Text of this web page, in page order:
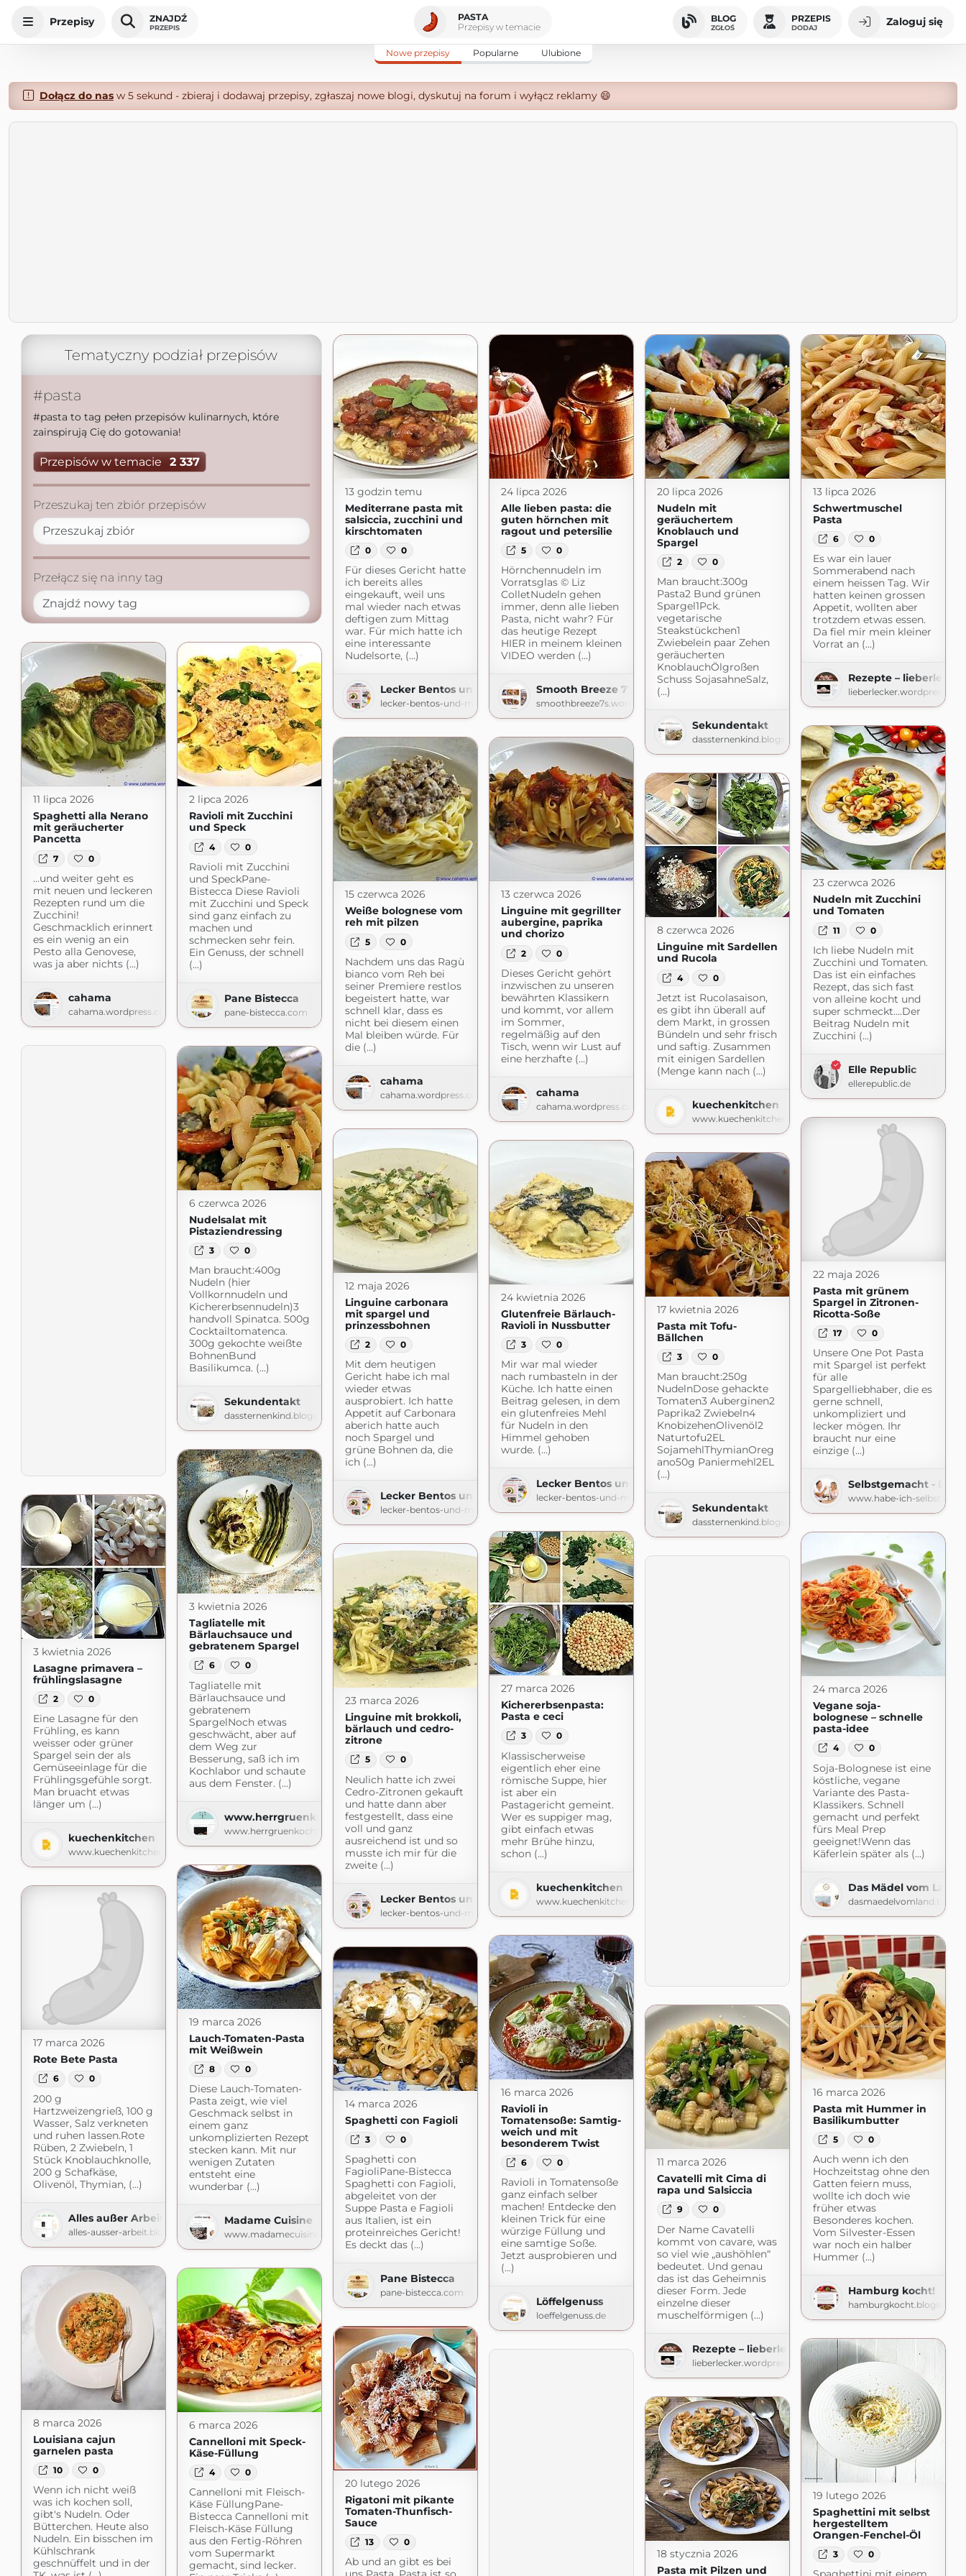
Przepisy ZNAJDŹ
PRZEPIS
PASTA
Przepisy w temacie
BLOG
ZGŁOŚ
PRZEPIS
DODAJ Zaloguj się
Nowe przepisy Popularne Ulubione
Dołącz do nasw 5 sekund - zbieraj i dodawaj przepisy, zgłaszaj nowe blogi, dyskutuj na forum i wyłącz reklamy 😄
Tematyczny podział przepisów
#pasta
#pasta to tag pełen przepisów kulinarnych, które
zainspirują Cię do gotowania!
Przepisów w temacie 2 337
Przeszukaj ten zbiór przepisów
Przełącz się na inny tag
13 godzin temu
Mediterrane pasta mit
salsiccia, zucchini und
kirschtomaten
0 0
Für dieses Gericht hatte
ich bereits alles
eingekauft, weil uns
mal wieder nach etwas
deftigen zum Mittag
war. Für mich hatte ich
eine interessante
Nudelsorte, (...)
Lecker Bentos und mehr
lecker-bentos-und-mehr.blogspot.com
24 lipca 2026
Alle lieben pasta: die
guten hörnchen mit
ragout und petersilie
5 0
Hörnchennudeln im
Vorratsglas © Liz
ColletNudeln gehen
immer, denn alle lieben
Pasta, nicht wahr? Für
das heutige Rezept
HIER in meinem kleinen
VIDEO werden (...)
Smooth Breeze 7's | Lizerls Schmankerlblog
smoothbreeze7s.wordpress.com
20 lipca 2026
Nudeln mit
geräuchertem
Knoblauch und
Spargel
2 0
Man braucht:300g
Pasta2 Bund grünen
Spargel1Pck.
vegetarische
Steakstückchen1
Zwiebelein paar Zehen
geräucherten
KnoblauchÖlgroßen
Schuss SojasahneSalz,
(...)
Sekundentakt
dassternenkind.blogspot.com
13 lipca 2026
Schwertmuschel
Pasta
6 0
Es war ein lauer
Sommerabend nach
einem heissen Tag. Wir
hatten keinen grossen
Appetit, wollten aber
trotzdem etwas essen.
Da fiel mir mein kleiner
Vorrat an (...)
Rezepte – lieberlecker
11 lipca 2026
Spaghetti alla Nerano
mit geräucherter
Pancetta
7 0
…und weiter geht es
mit neuen und leckeren
Rezepten rund um die
Zucchini!
Geschmacklich erinnert
es ein wenig an ein
Pesto alla Genovese,
was ja aber nichts (...)
cahama
cahama.wordpress.com
2 lipca 2026
Ravioli mit Zucchini
und Speck
4 0
Ravioli mit Zucchini
und SpeckPane-
Bistecca Diese Ravioli
mit Zucchini und Speck
sind ganz einfach zu
machen und
schmecken sehr fein.
Ein Genuss, der schnell
(...)
Pane Bistecca
pane-bistecca.com
23 czerwca 2026
Nudeln mit Zucchini
und Tomaten
11 0
Ich liebe Nudeln mit
Zucchini und Tomaten.
Das ist ein einfaches
Rezept, das sich fast
von alleine kocht und
super schmeckt....Der
Beitrag Nudeln mit
Zucchini (...)
Elle Republic
ellerepublic.de
15 czerwca 2026
Weiße bolognese vom
reh mit pilzen
5 0
Nachdem uns das Ragù
bianco vom Reh bei
seiner Premiere restlos
begeistert hatte, war
schnell klar, dass es
nicht bei diesem einen
Mal bleiben würde. Für
die (...)
cahama
cahama.wordpress.com
13 czerwca 2026
Linguine mit gegrillter
aubergine, paprika
und chorizo
2 0
Dieses Gericht gehört
inzwischen zu unseren
bewährten Klassikern
und kommt, vor allem
im Sommer,
regelmäßig auf den
Tisch, wenn wir Lust auf
eine herzhafte (...)
cahama
cahama.wordpress.com
8 czerwca 2026
Linguine mit Sardellen
und Rucola
4 0
Jetzt ist Rucolasaison,
es gibt ihn überall auf
dem Markt, in grossen
Bündeln und sehr frisch
und saftig. Zusammen
mit einigen Sardellen
(Menge kann nach (...)
kuechenkitchen
www.kuechenkitchen.de
6 czerwca 2026
Nudelsalat mit
Pistaziendressing
3 0
Man braucht:400g
Nudeln (hier
Vollkornnudeln und
Kichererbsennudeln)3
handvoll Spinatca. 500g
Cocktailtomatenca.
300g gekochte weißte
BohnenBund
Basilikumca. (...)
Sekundentakt
dassternenkind.blogspot.com
22 maja 2026
Pasta mit grünem
Spargel in Zitronen-
Ricotta-Soße
17 0
Unsere One Pot Pasta
mit Spargel ist perfekt
für alle
Spargelliebhaber, die es
gerne schnell,
unkompliziert und
lecker mögen. Ihr
braucht nur eine
einzige (...)
Selbstgemacht - Der
www.habe-ich-
12 maja 2026
Linguine carbonara
mit spargel und
prinzessbohnen
2 0
Mit dem heutigen
Gericht habe ich mal
wieder etwas
ausprobiert. Ich hatte
Appetit auf Carbonara
aberich hatte auch
noch Spargel und
grüne Bohnen da, die
ich (...)
Lecker Bentos und mehr
lecker-bentos-und-mehr.blogspot.com
24 kwietnia 2026
Glutenfreie Bärlauch-
Ravioli in Nussbutter
3 0
Mir war mal wieder
nach rumbasteln in der
Küche. Ich hatte einen
Beitrag gelesen, in dem
ein glutenfreies Mehl
für Nudeln in den
Himmel gehoben
wurde. (...)
Lecker Bentos und mehr
lecker-bentos-und-mehr.blogspot.com
17 kwietnia 2026
Pasta mit Tofu-
Bällchen
3 0
Man braucht:250g
NudelnDose gehackte
Tomaten3 Auberginen2
Paprika2 Zwiebeln4
KnobizehenOlivenöl2
Naturtofu2EL
SojamehlThymianOreg
ano50g Paniermehl2EL
(...)
Sekundentakt
dassternenkind.blogspot.com
3 kwietnia 2026
Tagliatelle mit
Bärlauchsauce und
gebratenem Spargel
6 0
Tagliatelle mit
Bärlauchsauce und
gebratenem
SpargelNoch etwas
geschwächt, aber auf
dem Weg zur
Besserung, saß ich im
Kochlabor und schaute
aus dem Fenster. (...)
www.herrgruenkocht.de
www.herrgruenkocht.de
3 kwietnia 2026
Lasagne primavera –
frühlingslasagne
2 0
Eine Lasagne für den
Frühling, es kann
weisser oder grüner
Spargel sein der als
Gemüseeinlage für die
Frühlingsgefühle sorgt.
Man bruacht etwas
länger um (...)
kuechenkitchen
www.kuechenkitchen.de
27 marca 2026
Kichererbsenpasta:
Pasta e ceci
3 0
Klassischerweise
eigentlich eher eine
römische Suppe, hier
ist aber ein
Pastagericht gemeint.
Wer es suppiger mag,
gibt einfach etwas
mehr Brühe hinzu,
schon (...)
kuechenkitchen
www.kuechenkitchen.de
24 marca 2026
Vegane soja-
bolognese – schnelle
pasta-idee
4 0
Soja-Bolognese ist eine
köstliche, vegane
Variante des Pasta-
Klassikers. Schnell
gemacht und perfekt
fürs Meal Prep
geeignet!Wenn das
Käferlein später als (...)
Das Mädel vom Land
23 marca 2026
Linguine mit brokkoli,
bärlauch und cedro-
zitrone
5 0
Neulich hatte ich zwei
Cedro-Zitronen gekauft
und hatte dann aber
festgestellt, dass eine
voll und ganz
ausreichend ist und so
musste ich mir für die
zweite (...)
Lecker Bentos und mehr
lecker-bentos-und-mehr.blogspot.com
19 marca 2026
Lauch-Tomaten-Pasta
mit Weißwein
8 0
Diese Lauch-Tomaten-
Pasta zeigt, wie viel
Geschmack selbst in
einem ganz
unkomplizierten Rezept
stecken kann. Mit nur
wenigen Zutaten
entsteht eine
wunderbar (...)
Madame Cuisine
www.madamecuisine.de
17 marca 2026
Rote Bete Pasta
6 0
200 g
Hartzweizengrieß, 100 g
Wasser, Salz verkneten
und ruhen lassen.Rote
Rüben, 2 Zwiebeln, 1
Stück Knoblauchknolle,
200 g Schafkäse,
Olivenöl, Thymian, (...)
Alles außer Arbeit
alles-ausser-arbeit.blogspot.com
16 marca 2026
Ravioli in
Tomatensoße: Samtig-
weich und mit
besonderem Twist
6 0
Ravioli in Tomatensoße
ganz einfach selber
machen! Entdecke den
kleinen Trick für eine
würzige Füllung und
eine samtige Soße.
Jetzt ausprobieren und
(...)
Löffelgenuss
loeffelgenuss.de
16 marca 2026
Pasta mit Hummer in
Basilikumbutter
5 0
Auch wenn ich den
Hochzeitstag ohne den
Gatten feiern muss,
wollte ich doch wie
früher etwas
Besonderes kochen.
Vom Silvester-Essen
war noch ein halber
Hummer (...)
Hamburg kocht!
14 marca 2026
Spaghetti con Fagioli
3 0
Spaghetti con
FagioliPane-Bistecca
Spaghetti con Fagioli,
abgeleitet von der
Suppe Pasta e Fagioli
aus Italien, ist ein
proteinreiches Gericht!
Es deckt das (...)
Pane Bistecca
pane-bistecca.com
11 marca 2026
Cavatelli mit Cima di
rapa und Salsiccia
9 0
Der Name Cavatelli
kommt von cavare, was
so viel wie „aushöhlen“
bedeutet. Und genau
das ist das Geheimnis
dieser Form. Jede
einzelne dieser
muschelförmigen (...)
Rezepte – lieberlecker
lieberlecker.wordpress.com
8 marca 2026
Louisiana cajun
garnelen pasta
10 0
Wenn ich nicht weiß
was ich kochen soll,
gibt's Nudeln. Oder
Bütterchen. Heute also
Nudeln. Ein bisschen im
Kühlschrank
geschnüffelt und in der
6 marca 2026
Cannelloni mit Speck-
Käse-Füllung
4 0
Cannelloni mit Fleisch-
Käse FüllungPane-
Bistecca Cannelloni mit
Fleisch-Käse Füllung
aus den Fertig-Röhren
vom Supermarkt
gemacht, sind lecker.
20 lutego 2026
Rigatoni mit pikante
Tomaten-Thunfisch-
Sauce
13 0
Ab und an gibt es bei
19 lutego 2026
Spaghettini mit selbst
hergestelltem
Orangen-Fenchel-Öl
3 0
18 stycznia 2026
Pasta mit Pilzen und